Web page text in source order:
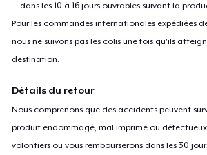
dans les 10 à 16 jours ouvrables suivant la
Pour les commandes internationales expédiées
nous ne suivons pas les colis une fois qu'ils
destination.
Détails du retour
Nous comprenons que des accidents peuvent
produit endommagé, mal imprimé ou
volontiers ou vous rembourserons dans les 30